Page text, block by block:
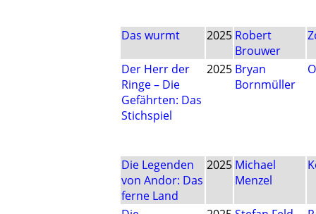
Das wurmt 2025 Robert
Brouwer
Der Herr der
Ringe – Die
Gefährten: Das
Stichspiel
2025 Bryan
Bornmüller
Die Legenden
von Andor: Das
ferne Land
2025 Michael
Menzel